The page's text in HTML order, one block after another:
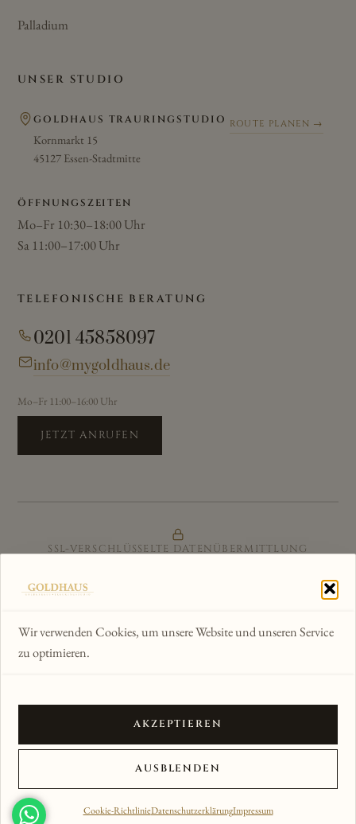
Wir verwenden Cookies, um unsere Website und unseren Service
zu optimieren.
AKZEPTIEREN
AUSBLENDEN
Cookie-RichtlinieDatenschutzerklärungImpressum
Palladium
UNSER STUDIO
GOLDHAUS TRAURINGSTUDIO
Kornmarkt 15
45127 Essen-Stadtmitte
ROUTE PLANEN →
ÖFFNUNGSZEITEN
Mo–Fr 10:30–18:00 Uhr
Sa 11:00–17:00 Uhr
TELEFONISCHE BERATUNG
0201 45858097
info@mygoldhaus.de
Mo–Fr 11:00–16:00 Uhr
JETZT ANRUFEN
SSL-VERSCHLÜSSELTE DATENÜBERMITTLUNG
© 2012–2026 Goldhaus am Kornmarkt · Alle Rechte
vorbehalten
ANSICHT